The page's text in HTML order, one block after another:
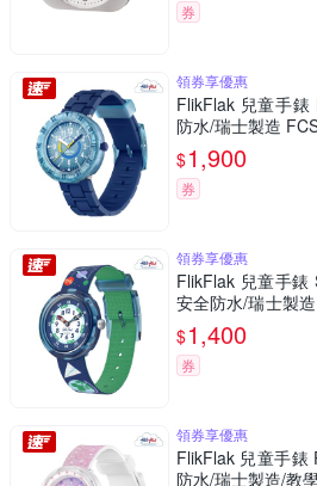
券
領券享優惠
FlikFlak 兒童手錶
防水/瑞士製造
$1,900
券
領券享優惠
FlikFlak 兒童手錶
安全防水/瑞士製
mm)
$1,400
券
領券享優惠
FlikFlak 兒童手錶
防水/瑞士製造/教